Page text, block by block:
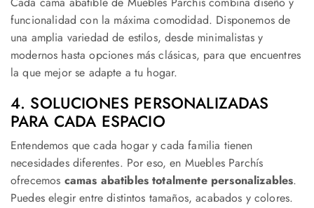
funcionalidad con la máxima comodidad. Disponemos de
una amplia variedad de estilos, desde minimalistas y
modernos hasta opciones más clásicas, para que encuentres
la que mejor se adapte a tu hogar.
4. SOLUCIONES PERSONALIZADAS
PARA CADA ESPACIO
Entendemos que cada hogar y cada familia tienen
necesidades diferentes. Por eso, en Muebles Parchís
ofrecemos camas abatibles totalmente personalizables.
Puedes elegir entre distintos tamaños, acabados y colores.